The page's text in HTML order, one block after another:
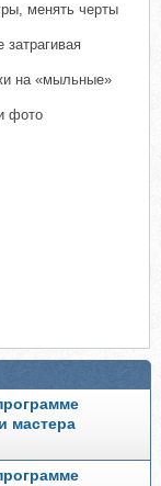
менять черты
на «мыльные»
фото
мастера